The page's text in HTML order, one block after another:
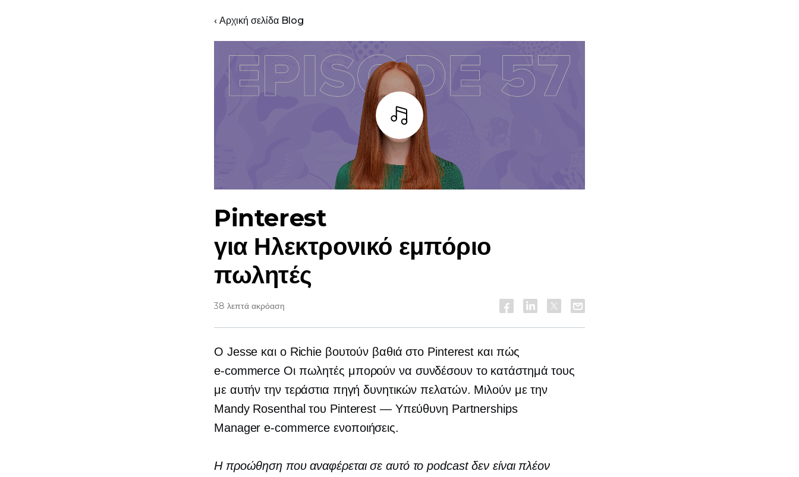
‹ Αρχική σελίδα Blog
Άκουσε
Pinterest
για Ηλεκτρονικό εμπόριο
πωλητές
38 λεπτά ακρόαση
Ο Jesse και ο Richie βουτούν βαθιά στο Pinterest και πώς
e-commerce Οι πωλητές μπορούν να συνδέσουν το κατάστημά τους
με αυτήν την τεράστια πηγή δυνητικών πελατών. Μιλούν με την
Mandy Rosenthal του Pinterest — Υπεύθυνη Partnerships
Managere-commerce ενοποιήσεις.
Η προώθηση που αναφέρεται σε αυτό το podcast δεν είναι πλέον